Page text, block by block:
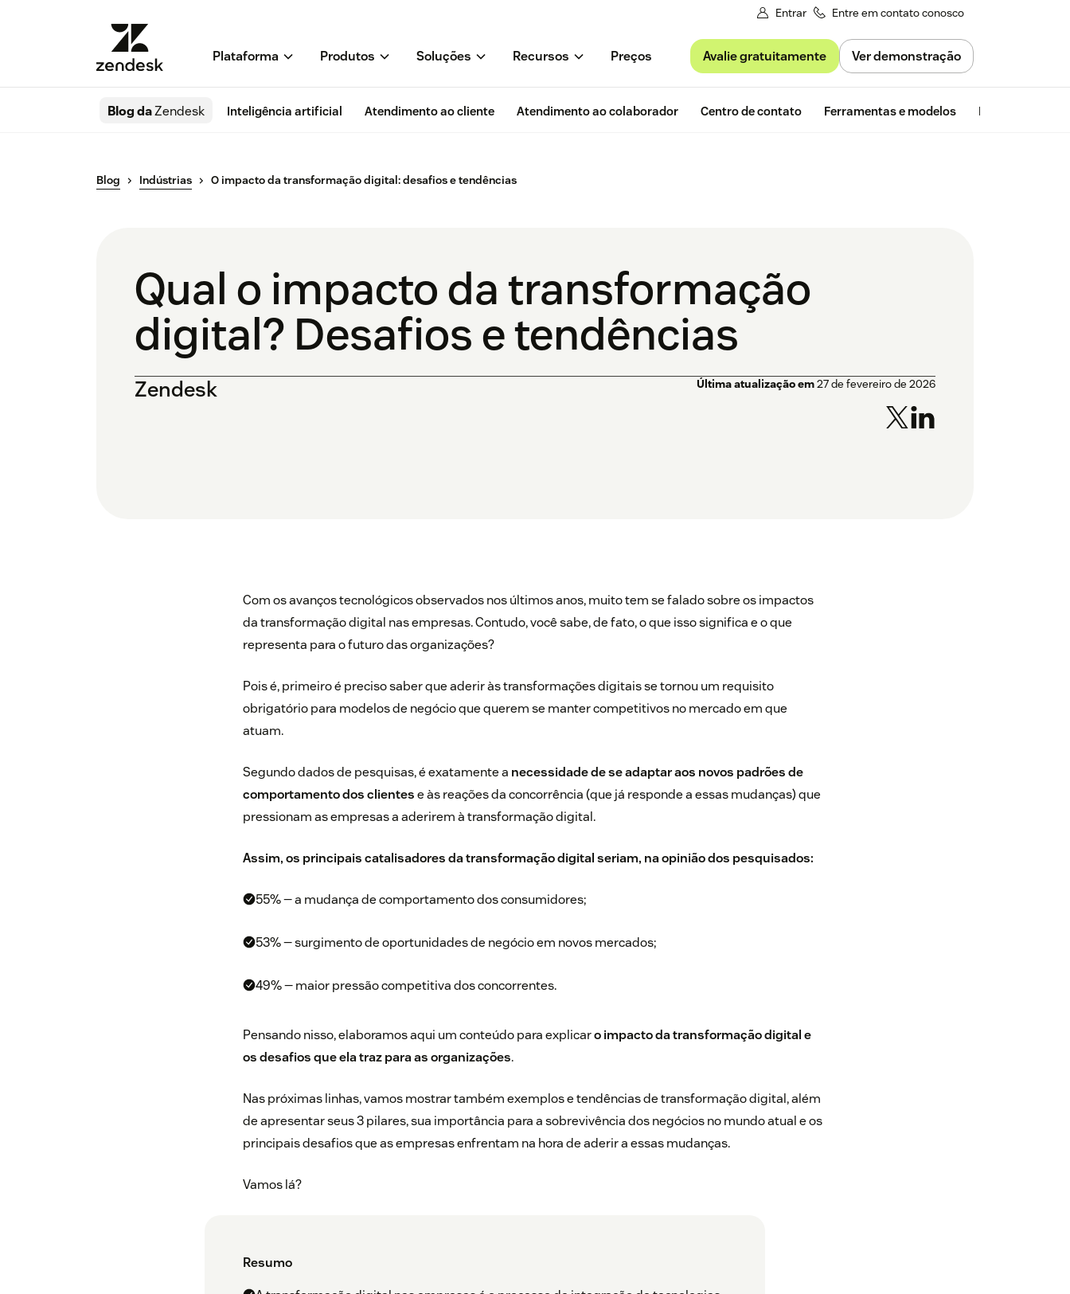
Entrar Entre em contato conosco
Plataforma Produtos Soluções Recursos Preços Avalie gratuitamente Ver demonstração
Blog daZendesk Inteligência artificial Atendimento ao cliente Atendimento ao colaborador Centro de contato Ferramentas e modelos Insights da
Blog Indústrias O impacto da transformação digital: desafios e tendências
Qual o impacto da transformação
digital? Desafios e tendências
Zendesk Última atualização em27 de fevereiro de 2026
Com os avanços tecnológicos observados nos últimos anos, muito tem se falado sobre os impactos
da transformação digital nas empresas. Contudo, você sabe, de fato, o que isso significa e o que
representa para o futuro das organizações?
Pois é, primeiro é preciso saber que aderir às transformações digitais se tornou um requisito
obrigatório para modelos de negócio que querem se manter competitivos no mercado em que
atuam.
Segundo dados de pesquisas, é exatamente a necessidade de se adaptar aos novos padrões de
comportamento dos clientese às reações da concorrência (que já responde a essas mudanças) que
pressionam as empresas a aderirem à transformação digital.
Assim, os principais catalisadores da transformação digital seriam, na opinião dos pesquisados:
55% — a mudança de comportamento dos consumidores;
53% — surgimento de oportunidades de negócio em novos mercados;
49% — maior pressão competitiva dos concorrentes.
Pensando nisso, elaboramos aqui um conteúdo para explicaro impacto da transformação digital e
os desafios que ela traz para as organizações.
Nas próximas linhas, vamos mostrar também exemplos e tendências de transformação digital, além
de apresentar seus 3 pilares, sua importância para a sobrevivência dos negócios no mundo atual e os
principais desafios que as empresas enfrentam na hora de aderir a essas mudanças.
Vamos lá?
Resumo